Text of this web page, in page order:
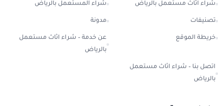
شراء اثاث مستعمل بالرياض شراء المستعمل بالرياض
تصنيفات مدونة
خريطة الموقع
عن خدمة – شراء اثاث مستعمل
بالرياض
اتصل بنا – شراء اثاث مستعمل
بالرياض